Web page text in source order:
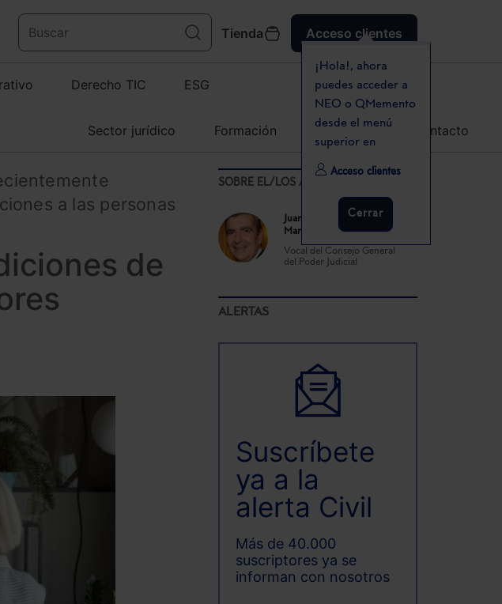
Tienda Acceso clientes
¡Hola!, ahora
puedes acceder a
NEO o QMemento
desde el menú
superior en
Acceso clientes
Cerrar
Derecho TIC ESG
Sector jurídico Formación Agenda Contacto
a las personas
de
SOBRE EL/LOS AUTOR(ES)
Juan Manuel Fernández
Martínez
Vocal del Consejo General
del Poder Judicial
ALERTAS
Suscríbete
ya a la
alerta Civil
Más de 40.000
suscriptores ya se
informan con nosotros